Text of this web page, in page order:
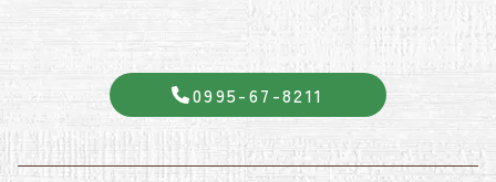
0995-67-8211